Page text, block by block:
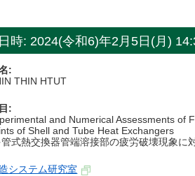
時: 2024(令和6)年2月5日(月)
:
THIN HTUT
:
and Numerical Assessments of
of Shell and Tube Heat Exchangers
式熱交換器管端溶接部の疲労破壊現象に
システム研究室